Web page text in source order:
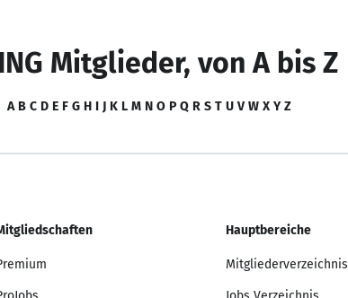
Mitglieder, von A bis Z
A B C D E F G H I J K L M N O P Q R S T U V W X Y Z
Hauptbereiche
Mitgliederverzeichnis